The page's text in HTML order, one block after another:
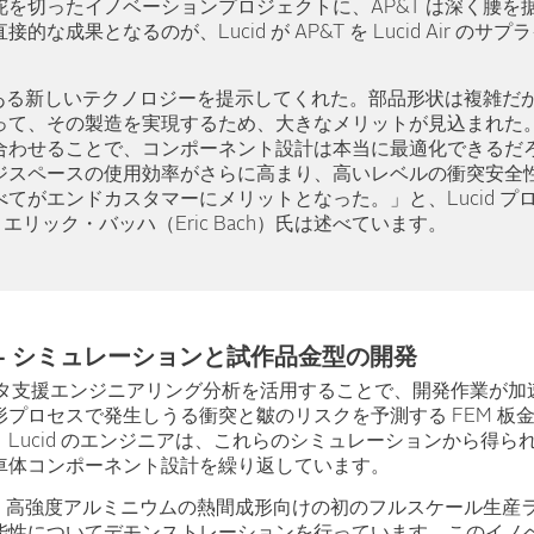
を切ったイノベーションプロジェクトに、AP&T は深く腰を
接的な成果となるのが、Lucid が AP&T を Lucid Air のサプ
新しいテクノロジーを提示してくれた。部品形状は複雑だ
て、その製造を実現するため、大きなメリットが見込まれた
わせることで、コンポーネント設計は本当に最適化できるだ
スペースの使用効率がさらに高まり、高いレベルの衝突安全
てがエンドカスタマーにメリットとなった。」と、Lucid プ
リック・バッハ（Eric Bach）氏は述べています。
シミュレーションと試作品金型の開発
支援エンジニアリング分析を活用することで、開発作業が
プロセスで発生しうる衝突と皺のリスクを予測する FEM 板
Lucid のエンジニアは、これらのシミュレーションから得ら
コンポーネント設計を繰り返しています。
強度アルミニウムの熱間成形向けの初のフルスケール生産